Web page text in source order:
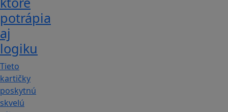
potrápia
aj
logiku
Tieto
kartičky
poskytnú
skvelú